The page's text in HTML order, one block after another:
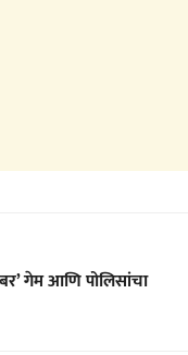
गेम आणि पोलिसांचा